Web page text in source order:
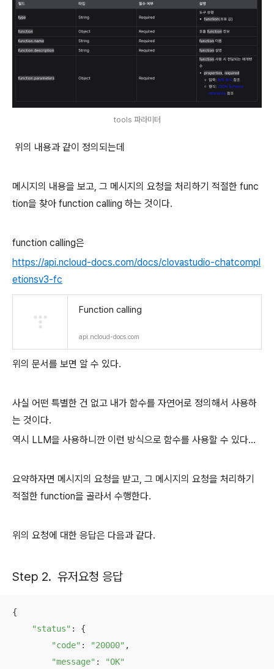
tools 파라미터
위의 내용과 같이 정의되는데
메시지의 내용을 보고, 그 메시지의 요청을 처리하기 적절한 func
tion을 찾아 function calling 하는 것이다.
function calling은
https://api.ncloud-docs.com/docs/clovastudio-chatcompl
etionsv3-fc
Function calling
api.ncloud-docs.com
위의 문서를 보면 알 수 있다.
사실 어떤 특별한 건 없고 내가 함수를 자연어로 정의해서 사용하
는 것이다.
역시 LLM을 사용하니깐 이런 방식으로 함수를 사용할 수 있다...
요약하자면 메시지의 요청을 받고, 그 메시지의 요청을 처리하기
적절한 function을 골라서 수행한다.
위의 요청에 대한 응답은 다음과 같다.
Step 2. 유저요청 응답
{
"status" : {
"code" : "20000" ,
"message" :
"OK"